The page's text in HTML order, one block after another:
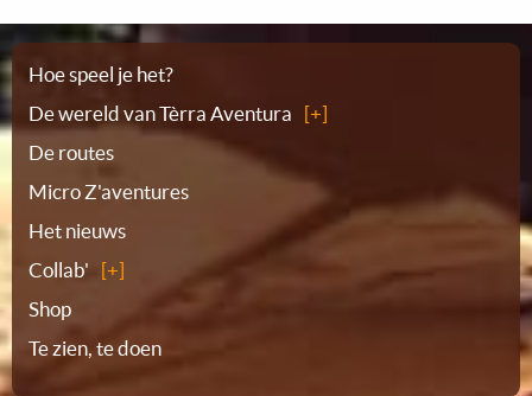
Plattegrond
Hoe speel je het?
De wereld van Tèrra Aventura
De routes
Micro Z'aventures
Het nieuws
Collab'
Shop
Te zien, te doen